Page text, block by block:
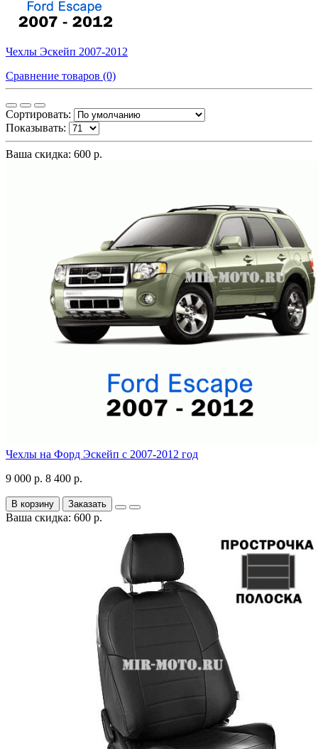
Чехлы Эскейп 2007-2012
Сравнение товаров (0)
Сортировать:
Показывать:
Ваша скидка: 600 р.
Чехлы на Форд Эскейп с 2007-2012 год
9 000 р. 8 400 р.
В корзину Заказать
Ваша скидка: 600 р.